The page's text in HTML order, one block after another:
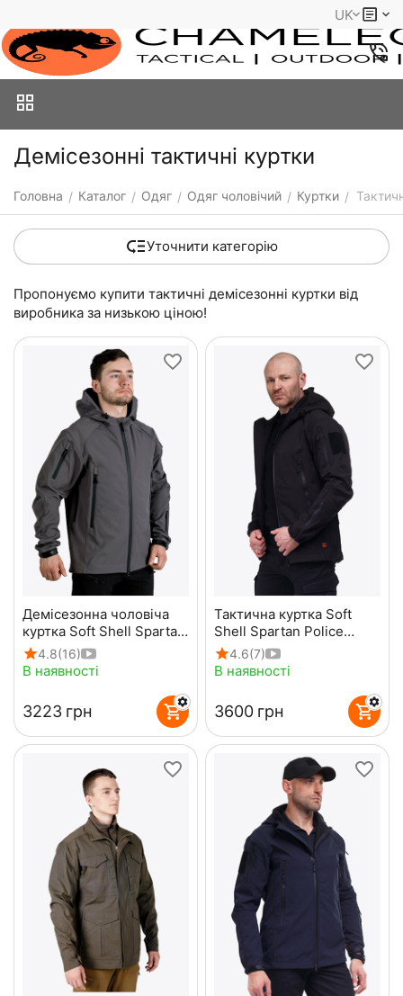
UK
Демісезонні тактичні куртки
Головна / Каталог / Одяг / Одяг чоловічий / Куртки /
Уточнити категорію
Демісезонна чоловіча
куртка Soft Shell Spartan
Gray
4.8(16)
В наявності
‍3223‍ грн
Тактична куртка Soft
Shell Spartan Police
Black чорна з
капюшоном
4.6(7)
В наявності
‍3600‍ грн
Пропонуємо купити тактичні демісезонні куртки від
виробника за низькою ціною!